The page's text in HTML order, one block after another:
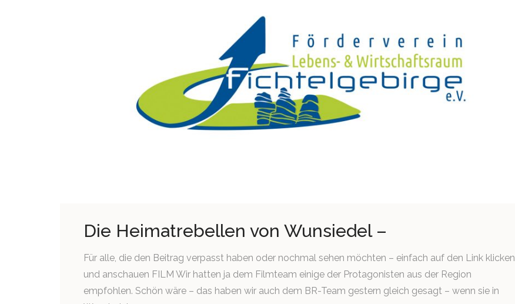
Die Heimatrebellen von Wunsiedel –
Für alle, die den Beitrag verpasst haben oder nochmal sehen möchten – einfach auf den Link klicken
und anschauen FILM Wir hatten ja dem Filmteam einige der Protagonisten aus der Region
empfohlen. Schön wäre – das haben wir auch dem BR-Team gestern gleich gesagt – wenn sie in